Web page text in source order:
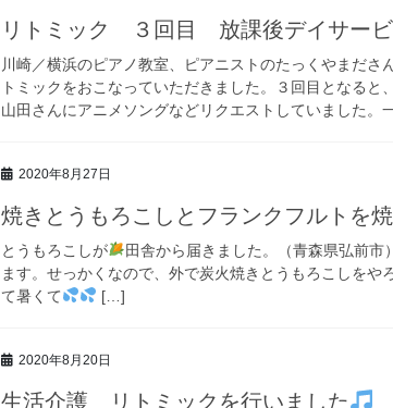
リトミック ３回目 放課後デイサービ
川崎／横浜のピアノ教室、ピアニストのたっくやまださ
トミックをおこなっていただきました。３回目となると
山田さんにアニメソングなどリクエストしていました。
2020年8月27日
焼きとうもろこしとフランクフルトを
とうもろこしが
田舎から届きました。（青森県弘前
ます。せっかくなので、外で炭火焼きとうもろこしをや
て暑くて
[…]
2020年8月20日
生活介護 リトミックを行いました